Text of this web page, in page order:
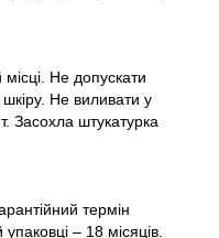
Не допускати
Не виливати у
Засохла штукатурка
термін
– 18 місяців.